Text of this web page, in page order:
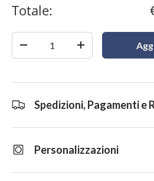
Totale:
+
Spedizioni, Pagamenti e
Personalizzazioni